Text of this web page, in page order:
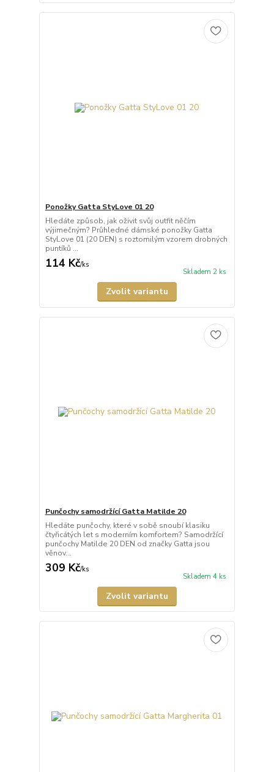
Ponožky Gatta StyLove 01 20
Hledáte způsob, jak oživit svůj outfit něčím
výjimečným? Průhledné dámské ponožky Gatta
StyLove 01 (20 DEN) s roztomilým vzorem drobných
puntíků ...
114 Kč/ks
Skladem 2 ks
Zvolit variantu
Punčochy samodržící Gatta Matilde 20
Hledáte punčochy, které v sobě snoubí klasiku
čtyřicátých let s moderním komfortem? Samodržící
punčochy Matilde 20 DEN od značky Gatta jsou
věnov...
309 Kč/ks
Skladem 4 ks
Zvolit variantu